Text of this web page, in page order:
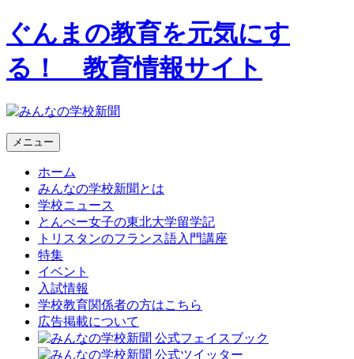
ぐんまの教育を元気にす
る！ 教育情報サイト
メニュー
ホーム
みんなの学校新聞とは
学校ニュース
とんぺー女子の東北大学留学記
トリスタンのフランス語入門講座
特集
イベント
入試情報
学校教育関係者の方はこちら
広告掲載について